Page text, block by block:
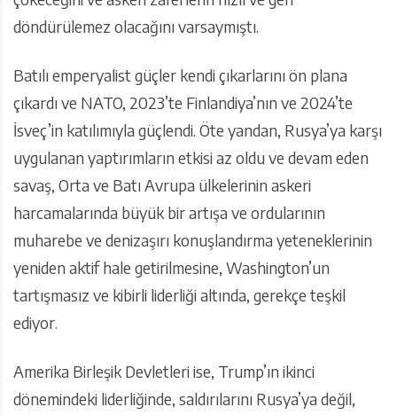
döndürülemez olacağını varsaymıştı.
Batılı emperyalist güçler kendi çıkarlarını ön plana
çıkardı ve NATO, 2023’te Finlandiya’nın ve 2024’te
İsveç’in katılımıyla güçlendi. Öte yandan, Rusya’ya karşı
uygulanan yaptırımların etkisi az oldu ve devam eden
savaş, Orta ve Batı Avrupa ülkelerinin askeri
harcamalarında büyük bir artışa ve ordularının
muharebe ve denizaşırı konuşlandırma yeteneklerinin
yeniden aktif hale getirilmesine, Washington’un
tartışmasız ve kibirli liderliği altında, gerekçe teşkil
ediyor.
Amerika Birleşik Devletleri ise, Trump’ın ikinci
dönemindeki liderliğinde, saldırılarını Rusya’ya değil,